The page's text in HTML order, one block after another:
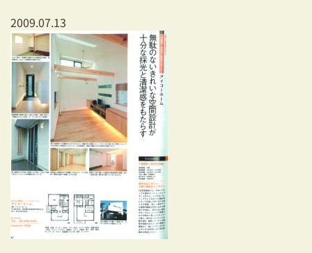
建て替えをお考えの方
耐震対策も安心の家づくり
リフォーム・リノベーションをお考えの方
必見！土地からお探しの方へ
資金計画についてのご相談
ショールーム
お知らせ
2009.07.13